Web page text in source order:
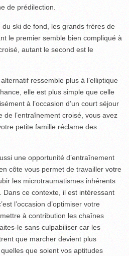
de prédilection.
du ski de fond, les grands frères de
le premier semble bien compliqué à
autant le second est le
ressemble plus à l’elliptique
elle est plus simple que celle
à l’occasion d’un court séjour
de l’entraînement croisé, vous avez
petite famille réclame des
une opportunité d’entraînement
côte vous permet de travailler votre
les microtraumatismes inhérents
ce contexte, il est intéressant
l’occasion d’optimiser votre
à contribution les chaînes
le sans culpabiliser car les
que marcher devient plus
que soient vos aptitudes